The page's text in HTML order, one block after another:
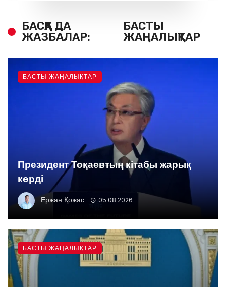
БАСҚА ДА
ЖАЗБАЛАР:
БАСТЫ
ЖАҢАЛЫҚТАР
Президент Тоқаевтың кітабы жарық
көрді
Ержан Қожас 05.08.2026
БАСТЫ ЖАҢАЛЫҚТАР
БАСТЫ ЖАҢАЛЫҚТАР